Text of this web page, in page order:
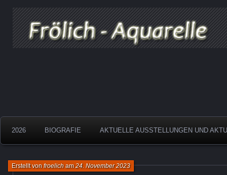
Froelich
Aquarelle
2026 BIOGRAFIE AKTUELLE AUSSTELLUNGEN UND
Erstellt vonfroelicham24. November 2023